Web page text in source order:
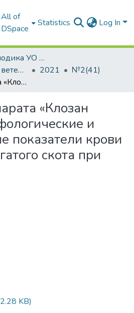
All of
DSpace
Statistics Log In
Научная периодика УО БГСХА
Животноводство и ветеринарная медицина: научно-практический журнал
2021
№2(41)
Влияние препарата «Клозан плюс» на морфологические и биохимические показатели крови у крупного рогатого скота при фасциолезе
«Клозан
и
показатели крови
скота при
KB)